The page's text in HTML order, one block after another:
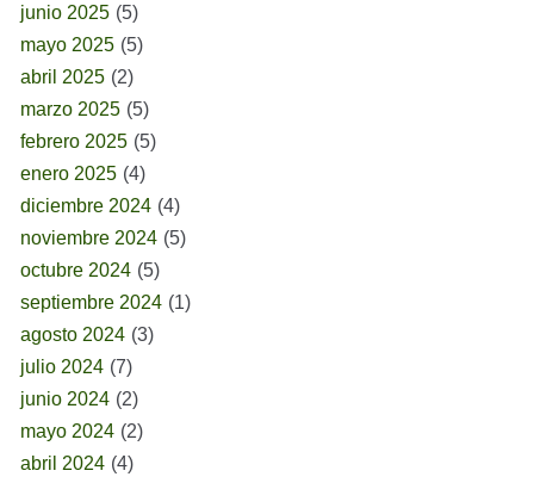
junio 2025 (5)
mayo 2025 (5)
abril 2025 (2)
marzo 2025 (5)
febrero 2025 (5)
enero 2025 (4)
diciembre 2024 (4)
noviembre 2024 (5)
octubre 2024 (5)
septiembre 2024 (1)
agosto 2024 (3)
julio 2024 (7)
junio 2024 (2)
mayo 2024 (2)
abril 2024 (4)